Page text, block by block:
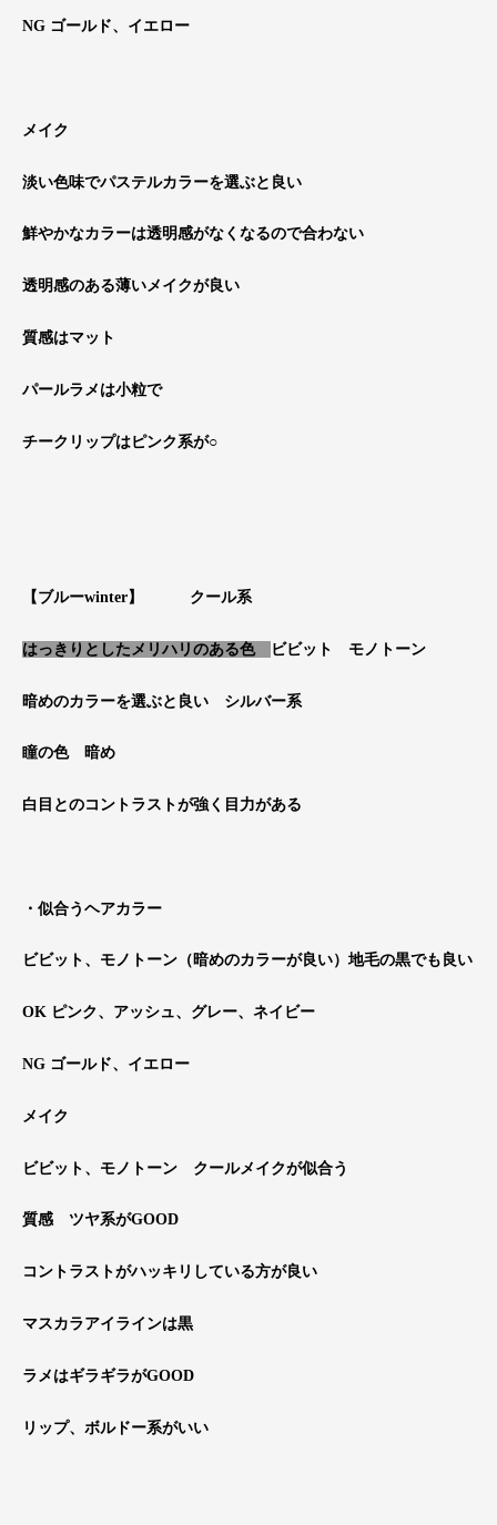
NG ゴールド、イエロー
メイク
淡い色味でパステルカラーを選ぶと良い
鮮やかなカラーは透明感がなくなるので合わない
透明感のある薄いメイクが良い
質感はマット
パールラメは小粒で
チークリップはピンク系が○
【ブルーwinter】 クール系
はっきりとしたメリハリのある色 ビビット モノトーン
暗めのカラーを選ぶと良い シルバー系
瞳の色 暗め
白目とのコントラストが強く目力がある
・似合うヘアカラー
ビビット、モノトーン（暗めのカラーが良い）地毛の黒でも良い
OK ピンク、アッシュ、グレー、ネイビー
NG ゴールド、イエロー
メイク
ビビット、モノトーン クールメイクが似合う
質感 ツヤ系がGOOD
コントラストがハッキリしている方が良い
マスカラアイラインは黒
ラメはギラギラがGOOD
リップ、ボルドー系がいい